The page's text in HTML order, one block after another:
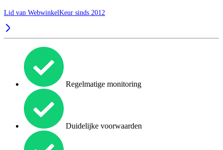
Lid van WebwinkelKeur sinds 2012
Regelmatige monitoring
Duidelijke voorwaarden